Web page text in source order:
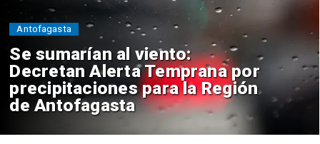
Se sumarían al viento:
Decretan Alerta Temprana por
precipitaciones para la Región
de Antofagasta
Antofagasta